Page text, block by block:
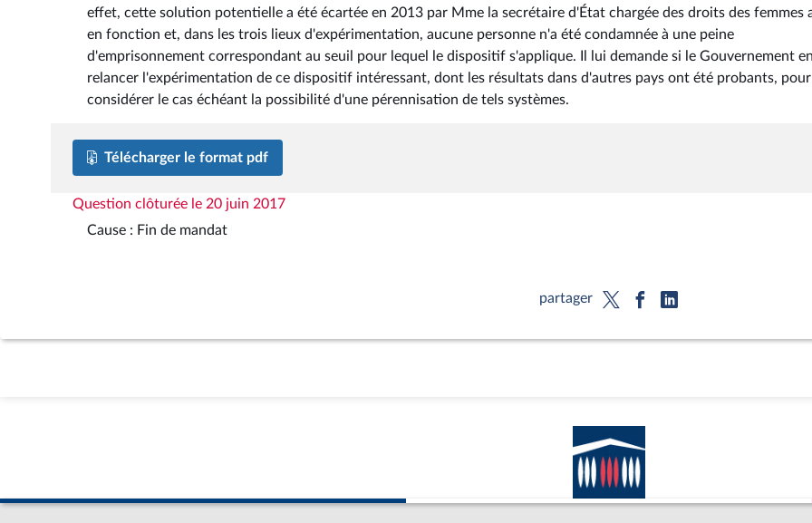
effet, cette solution potentielle a été écartée en 2013 par Mme la secrétaire d'État chargée des droits des femmes
en fonction et, dans les trois lieux d'expérimentation, aucune personne n'a été condamnée à une peine
d'emprisonnement correspondant au seuil pour lequel le dispositif s'applique. Il lui demande si le Gouvernement
relancer l'expérimentation de ce dispositif intéressant, dont les résultats dans d'autres pays ont été probants, pour
considérer le cas échéant la possibilité d'une pérennisation de tels systèmes.
Télécharger le format pdf
Question clôturée le 20 juin 2017
Cause : Fin de mandat
partager